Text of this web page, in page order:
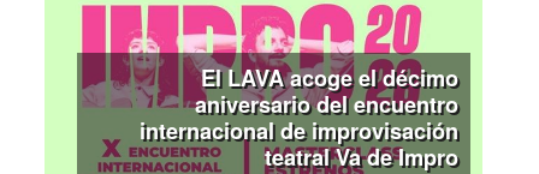
El LAVA acoge el décimo
aniversario del encuentro
internacional de improvisación
teatral Va de Impro